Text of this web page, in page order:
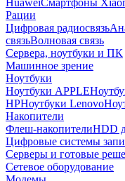
HuaweiСмартфоны
Рации
Цифровая радиосвязь
связьВолновая связь
Сервера, ноутбуки и ПК
Машинное зрение
Ноутбуки
Ноутбуки APPLE
HPНоутбуки Lenovo
Накопители
Флеш-накопителиHDD
Цифровые системы
Серверы и готовые
Сетевое оборудование